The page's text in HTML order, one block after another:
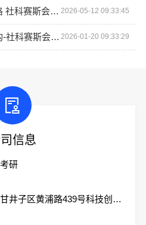
大连mpacc考研辅导价格 社科赛斯会计专硕考研助你考研成功 2026-05-12 09:33:45
大连mpacc专业培训机构-社科赛斯会计专硕考研助你冲击目标名校 2026-01-20 09:33:29
信息
研
详细地址：辽宁省大连市甘井子区黄浦路439号科技创业大厦2楼社科赛斯考研